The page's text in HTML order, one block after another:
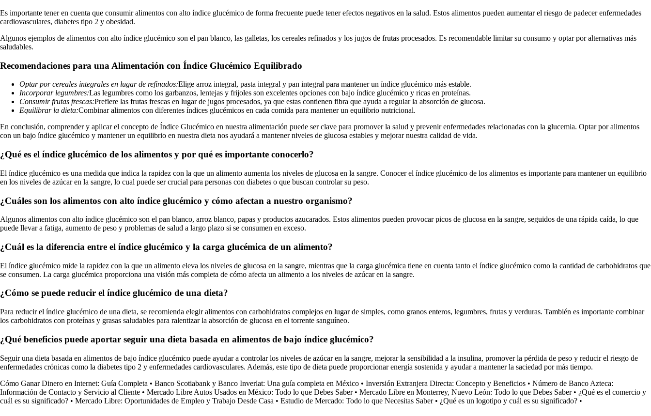
Es importante tener en cuenta que consumir alimentos con alto índice glucémico de forma frecuente puede tener efectos negativos en la salud. Estos alimentos pueden aumentar el riesgo de padecer enfermedades
cardiovasculares, diabetes tipo 2 y obesidad.
Algunos ejemplos de alimentos con alto índice glucémico son el pan blanco, las galletas, los cereales refinados y los jugos de frutas procesados. Es recomendable limitar su consumo y optar por alternativas más
saludables.
Recomendaciones para una Alimentación con Índice Glucémico Equilibrado
Optar por cereales integrales en lugar de refinados:Elige arroz integral, pasta integral y pan integral para mantener un índice glucémico más estable.
Incorporar legumbres:Las legumbres como los garbanzos, lentejas y frijoles son excelentes opciones con bajo índice glucémico y ricas en proteínas.
Consumir frutas frescas:Prefiere las frutas frescas en lugar de jugos procesados, ya que estas contienen fibra que ayuda a regular la absorción de glucosa.
Equilibrar la dieta:Combinar alimentos con diferentes índices glucémicos en cada comida para mantener un equilibrio nutricional.
En conclusión, comprender y aplicar el concepto de Índice Glucémico en nuestra alimentación puede ser clave para promover la salud y prevenir enfermedades relacionadas con la glucemia. Optar por alimentos
con un bajo índice glucémico y mantener un equilibrio en nuestra dieta nos ayudará a mantener niveles de glucosa estables y mejorar nuestra calidad de vida.
¿Qué es el índice glucémico de los alimentos y por qué es importante conocerlo?
El índice glucémico es una medida que indica la rapidez con la que un alimento aumenta los niveles de glucosa en la sangre. Conocer el índice glucémico de los alimentos es importante para mantener un equilibrio
en los niveles de azúcar en la sangre, lo cual puede ser crucial para personas con diabetes o que buscan controlar su peso.
¿Cuáles son los alimentos con alto índice glucémico y cómo afectan a nuestro organismo?
Algunos alimentos con alto índice glucémico son el pan blanco, arroz blanco, papas y productos azucarados. Estos alimentos pueden provocar picos de glucosa en la sangre, seguidos de una rápida caída, lo que
puede llevar a fatiga, aumento de peso y problemas de salud a largo plazo si se consumen en exceso.
¿Cuál es la diferencia entre el índice glucémico y la carga glucémica de un alimento?
El índice glucémico mide la rapidez con la que un alimento eleva los niveles de glucosa en la sangre, mientras que la carga glucémica tiene en cuenta tanto el índice glucémico como la cantidad de carbohidratos que
se consumen. La carga glucémica proporciona una visión más completa de cómo afecta un alimento a los niveles de azúcar en la sangre.
¿Cómo se puede reducir el índice glucémico de una dieta?
Para reducir el índice glucémico de una dieta, se recomienda elegir alimentos con carbohidratos complejos en lugar de simples, como granos enteros, legumbres, frutas y verduras. También es importante combinar
los carbohidratos con proteínas y grasas saludables para ralentizar la absorción de glucosa en el torrente sanguíneo.
¿Qué beneficios puede aportar seguir una dieta basada en alimentos de bajo índice glucémico?
Seguir una dieta basada en alimentos de bajo índice glucémico puede ayudar a controlar los niveles de azúcar en la sangre, mejorar la sensibilidad a la insulina, promover la pérdida de peso y reducir el riesgo de
enfermedades crónicas como la diabetes tipo 2 y enfermedades cardiovasculares. Además, este tipo de dieta puede proporcionar energía sostenida y ayudar a mantener la saciedad por más tiempo.
Cómo Ganar Dinero en Internet: Guía Completa • Banco Scotiabank y Banco Inverlat: Una guía completa en México • Inversión Extranjera Directa: Concepto y Beneficios • Número de Banco Azteca:
Información de Contacto y Servicio al Cliente • Mercado Libre Autos Usados en México: Todo lo que Debes Saber• Mercado Libre en Monterrey, Nuevo León: Todo lo que Debes Saber• ¿Qué es el comercio y
cuál es su significado? • Mercado Libre: Oportunidades de Empleo y Trabajo Desde Casa • Estudio de Mercado: Todo lo que Necesitas Saber• ¿Qué es un logotipo y cuál es su significado? •